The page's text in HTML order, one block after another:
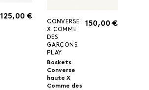
125,00 €
CONVERSE
X COMME
DES
GARÇONS
PLAY
Baskets
Converse
haute X
Comme des
150,00 €